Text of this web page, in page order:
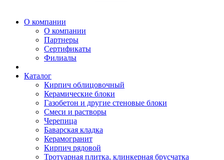
О компании
О компании
Партнеры
Сертификаты
Филиалы
Каталог
Кирпич облицовочный
Керамические блоки
Газобетон и другие стеновые блоки
Смеси и растворы
Черепица
Баварская кладка
Керамогранит
Кирпич рядовой
Тротуарная плитка, клинкерная брусчатка